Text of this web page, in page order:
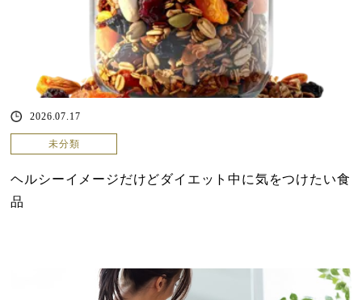
2026.07.17
未分類
ヘルシーイメージだけどダイエット中に気をつけたい食
品